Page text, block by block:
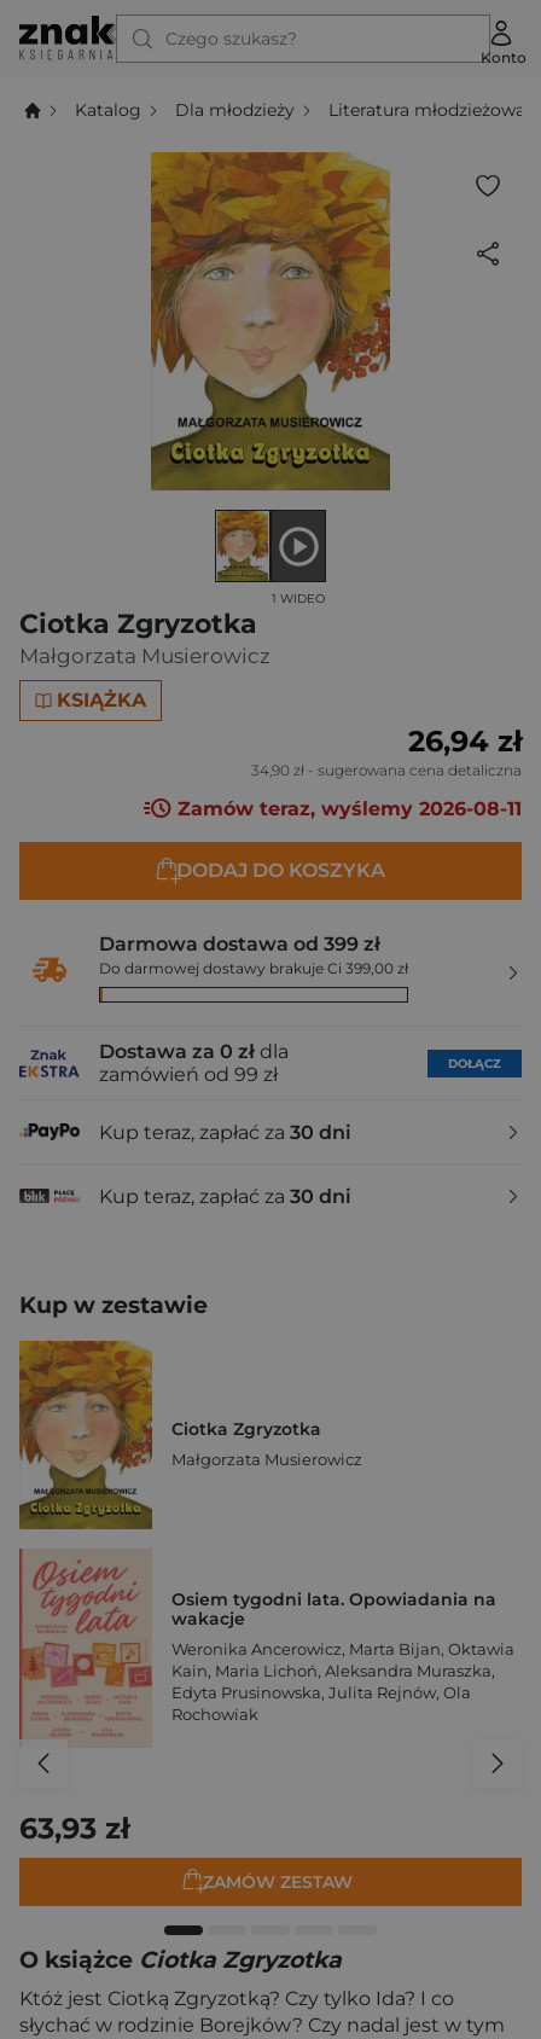
Czego szukasz?
Konto
Katalog Dla młodzieży Literatura młodzieżowa
Ciotka Zgryzotka
Małgorzata Musierowicz
KSIĄŻKA
1 WIDEO
26,94 zł
34,90 zł - sugerowana cena detaliczna
Zamów teraz, wyślemy 2026-08-11
DODAJ DO KOSZYKA
Darmowa dostawa od 399 zł
Do darmowej dostawy brakuje Ci 399,00 zł
Dostawa za 0 zł dla
zamówień od 99 zł
DOŁĄCZ
Kup teraz, zapłać za 30 dni
Kup teraz, zapłać za 30 dni
Kup w zestawie
Ciotka Zgryzotka
Małgorzata Musierowicz
Osiem tygodni lata. Opowiadania na
wakacje
Weronika Ancerowicz, Marta Bijan, Oktawia
Kain, Maria Lichoń, Aleksandra Muraszka,
Edyta Prusinowska, Julita Rejnów, Ola
Rochowiak
63,93 zł
ZAMÓW ZESTAW
O książce Ciotka Zgryzotka
Któż jest Ciotką Zgryzotką? Czy tylko Ida? I co
słychać w rodzinie Borejków? Czy nadal jest w tym